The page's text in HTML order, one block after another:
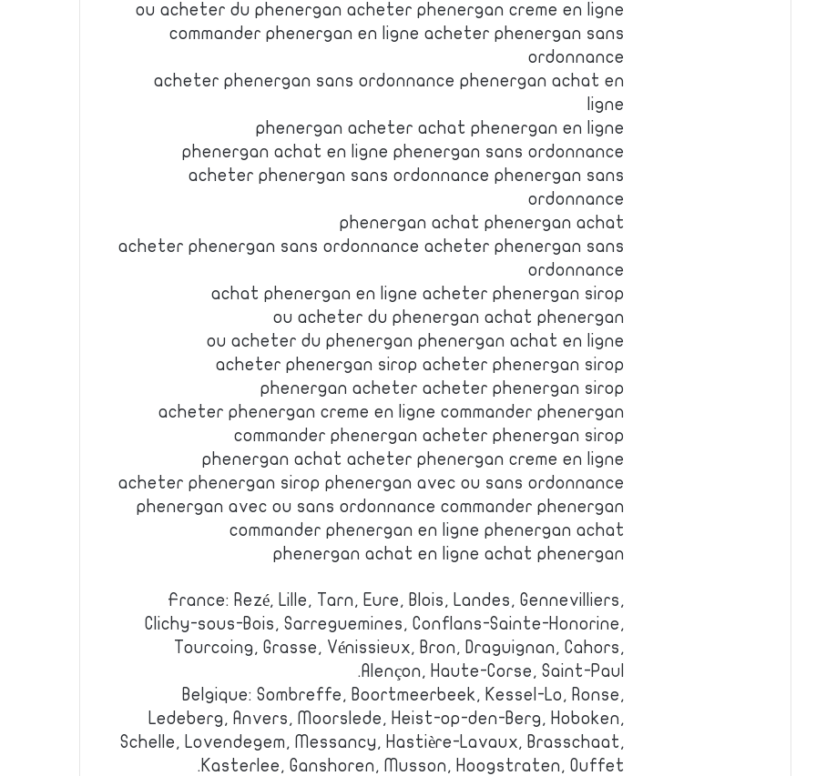
ou acheter du phenergan acheter phenergan creme en ligne
commander phenergan en ligne acheter phenergan sans
ordonnance
acheter phenergan sans ordonnance phenergan achat en
ligne
phenergan acheter achat phenergan en ligne
phenergan achat en ligne phenergan sans ordonnance
acheter phenergan sans ordonnance phenergan sans
ordonnance
phenergan achat phenergan achat
acheter phenergan sans ordonnance acheter phenergan sans
ordonnance
achat phenergan en ligne acheter phenergan sirop
ou acheter du phenergan achat phenergan
ou acheter du phenergan phenergan achat en ligne
acheter phenergan sirop acheter phenergan sirop
phenergan acheter acheter phenergan sirop
acheter phenergan creme en ligne commander phenergan
commander phenergan acheter phenergan sirop
phenergan achat acheter phenergan creme en ligne
acheter phenergan sirop phenergan avec ou sans ordonnance
phenergan avec ou sans ordonnance commander phenergan
commander phenergan en ligne phenergan achat
phenergan achat en ligne achat phenergan
France: Rezé, Lille, Tarn, Eure, Blois, Landes, Gennevilliers,
Clichy-sous-Bois, Sarreguemines, Conflans-Sainte-Honorine,
Tourcoing, Grasse, Vénissieux, Bron, Draguignan, Cahors,
Alençon, Haute-Corse, Saint-Paul.
Belgique: Sombreffe, Boortmeerbeek, Kessel-Lo, Ronse,
Ledeberg, Anvers, Moorslede, Heist-op-den-Berg, Hoboken,
Schelle, Lovendegem, Messancy, Hastière-Lavaux, Brasschaat,
Kasterlee, Ganshoren, Musson, Hoogstraten, Ouffet.